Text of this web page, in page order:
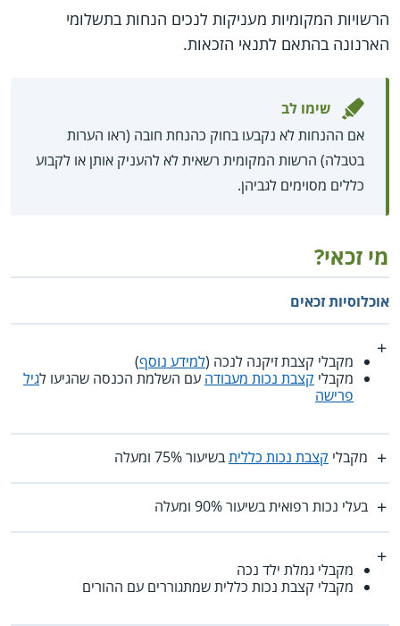
הרשויות המקומיות מעניקות לנכים הנחות בתשלומי
הארנונה בהתאם לתנאי הזכאות.
שימו לב
אם ההנחות לא נקבעו בחוק כהנחת חובה (ראו הערות
בטבלה) הרשות המקומית רשאית לא להעניק אותן או לקבוע
כללים מסוימים לגביהן.
מי זכאי?
אוכלוסיות זכאים
מקבלי קצבת זיקנה לנכה (למידע נוסף)
מקבלי קצבת נכות מעבודה עם השלמת הכנסה שהגיעו לגיל
פרישה
מקבלי קצבת נכות כלליתבשיעור 75% ומעלה
בעלי נכות רפואית בשיעור 90% ומעלה
מקבלי גמלת ילד נכה
מקבלי קצבת נכות כללית שמתגוררים עם ההורים